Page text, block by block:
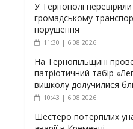
У Тернополі
громадському
порушення
11:30 | 6.08.2026
На Тернопільщині
патріотичний табір
вишколу долучилися
10:43 | 6.08.2026
Шестеро потерпілих